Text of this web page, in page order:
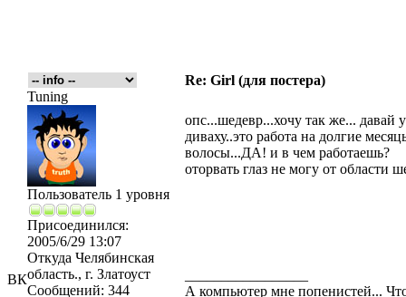
ВК
Re: Girl (для постера)
Tuning
Пользователь 1 уровня
Присоединился:
2005/6/29 13:07
Откуда Челябинская
область., г. Златоуст
Сообщений: 344
опс...шедевр...хочу так же... давай
диваху..это работа на долгие
волосы...ДА! и в чем работаешь?
оторвать глаз не могу от области
А компьютер мне попенистей...